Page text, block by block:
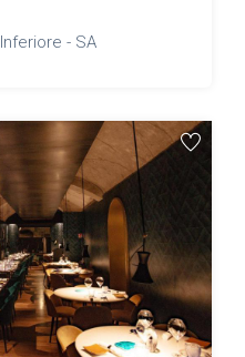
- SA